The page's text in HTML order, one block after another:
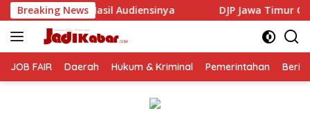
Langsung
ke
konten
Breaking NewsDJP Jawa Timur Gandeng GP Ansor
JOB FAIR Daerah Hukum & Kriminal Pemerintahan